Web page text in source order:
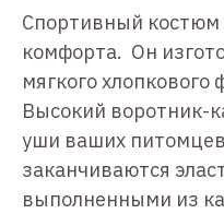
Спортивный костюм
комфорта. Он
мягкого хлопкового
Высокий
уши ваших
заканчиваются
выполненными из